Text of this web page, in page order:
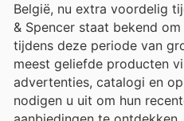
België, nu extra voordelig
& Spencer staat bekend
tijdens deze periode van
meest geliefde producten
advertenties, catalogi en
nodigen u uit om hun